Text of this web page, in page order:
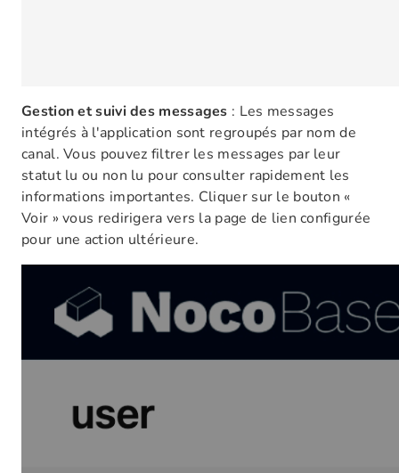
Gestion et suivi des messages : Les messages
intégrés à l'application sont regroupés par nom de
canal. Vous pouvez filtrer les messages par leur
statut lu ou non lu pour consulter rapidement les
informations importantes. Cliquer sur le bouton «
Voir » vous redirigera vers la page de lien configurée
pour une action ultérieure.